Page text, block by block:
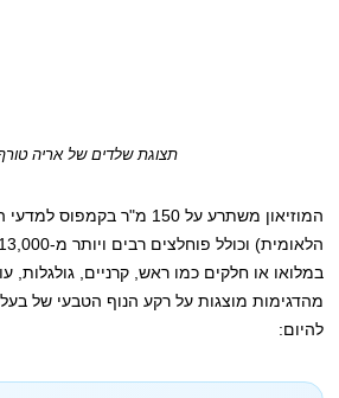
תצוגת שלדים של אריה
המוזיאון משתרע על 150 מ"ר
במלואו או חלקים כמו ראש, קרניים, גולגלות,
מהדגימות מוצגות על רקע הנוף הטבעי של בעלי
להיום: